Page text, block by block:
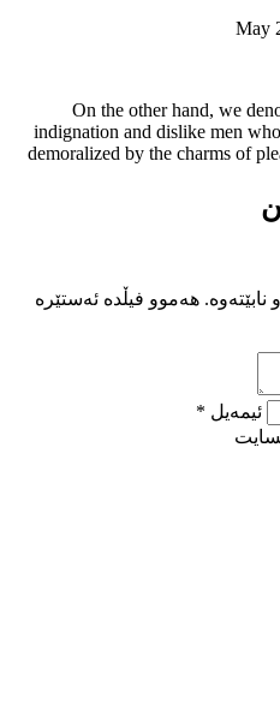
On the other hand, we
indignation and dislike men
demoralized by the charms of
نابێتەوە. هەموو فیڵدە ئەستێرە
ئیمەیل *